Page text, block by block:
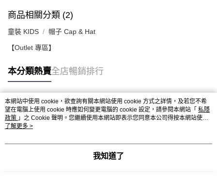
每筆HK$50.00，滿HK$499.00或以上免運費
配送至澳門
商品相關分類 (2)
童裝 KIDS 帽子 Cap & Hat
【Outlet 專區】
本分類熱賣全店暢銷排行
熱門標籤
熱銷排行
本網站中使用 cookie，欲查詢有關本網站使用 cookie 方式之詳情，及若您不希
望在電腦上使用 cookie 時應如何變更電腦的 cookie 設定，請參閱本網站「 私隱
政策 」之 Cookie 聲明。您繼續使用本網站即表示您同意本公司得按本網站使用
條款之 Cookie 聲明使用 cookie。
了解更多 >
我知道了